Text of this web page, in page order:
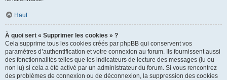
Haut
À quoi sert « Supprimer les cookies » ?
Cela supprime tous les cookies créés par phpBB qui conservent vos
paramètres d’authentification et votre connexion au forum. Ils fournissent aussi
des fonctionnalités telles que les indicateurs de lecture des messages (lu ou
non lu) si cela a été activé par un administrateur du forum. Si vous rencontrez
des problèmes de connexion ou de déconnexion, la suppression des cookies